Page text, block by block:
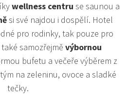
wellness centru se saunou a
si své najdou i dospělí. Hotel
pro rodinky, tak pouze pro
samozřejmě výbornou
bufetu a večeře výběrem z
na zeleninu, ovoce a sladké
tečky.